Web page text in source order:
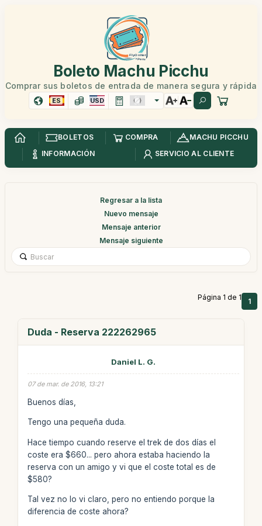
Boleto Machu Picchu
Comprar sus boletos de entrada de manera segura y rápida
ES USD
BOLETOS COMPRA
MACHU PICCHU
INFORMACIÓN
SERVICIO AL CLIENTE
Regresar a la lista
Nuevo mensaje
Mensaje anterior
Mensaje siguiente
Página 1 de 1 1
Duda - Reserva 222262965
Daniel L. G.
07 de mar. de 2016, 13:21
Buenos días,
Tengo una pequeña duda.
Hace tiempo cuando reserve el trek de dos días el
coste era $660... pero ahora estaba haciendo la
reserva con un amigo y vi que el coste total es de
$580?
Tal vez no lo vi claro, pero no entiendo porque la
diferencia de coste ahora?